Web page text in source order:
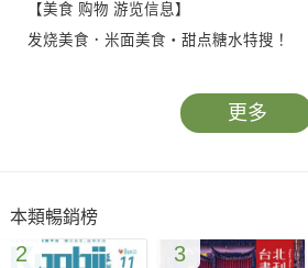
【美食 购物 游览信息】
发烧美食．米面美食‧甜点糖水特搜！
更多
本類暢銷榜
2 3